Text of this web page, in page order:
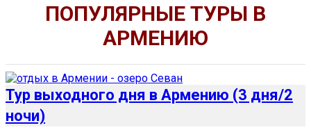
ПОПУЛЯРНЫЕ ТУРЫ В
АРМЕНИЮ
Тур выходного дня в Армению (3 дня/2
ночи)